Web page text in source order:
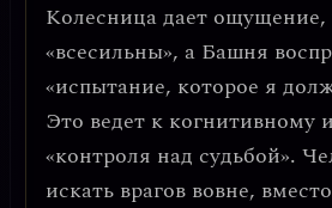
Колесница дает
«всесильны», а Башня
«испытание, которое я
Это ведет к когнитивному
«контроля над судьбой».
искать врагов вовне,